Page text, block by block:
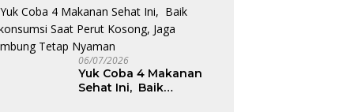
Belakang dan Nyeri
Perut Berulang
06/07/2026
Yuk Coba 4 Makanan
Sehat Ini, Baik